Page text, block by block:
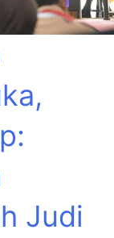
Judi